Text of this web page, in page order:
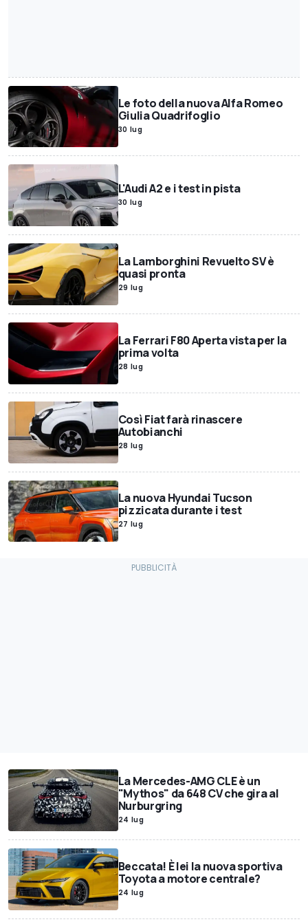
Le foto della nuova Alfa Romeo
Giulia Quadrifoglio
30 lug
L'Audi A2 e i test in pista
30 lug
La Lamborghini Revuelto SV è
quasi pronta
29 lug
La Ferrari F80 Aperta vista per la
prima volta
28 lug
Così Fiat farà rinascere
Autobianchi
28 lug
La nuova Hyundai Tucson
pizzicata durante i test
27 lug
La Mercedes-AMG CLE è un
"Mythos" da 648 CV che gira al
Nurburgring
24 lug
Beccata! È lei la nuova sportiva
Toyota a motore centrale?
24 lug